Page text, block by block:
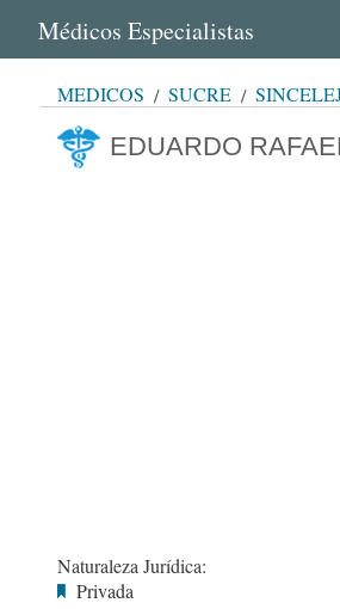
Médicos Especialistas
MÉDICOS SUCRE
EDUARDO
Naturaleza Jurídica:
Privada